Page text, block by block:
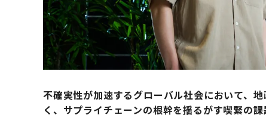
不確実性が加速するグローバル社会において、
く、サプライチェーンの根幹を揺るがす喫緊の課